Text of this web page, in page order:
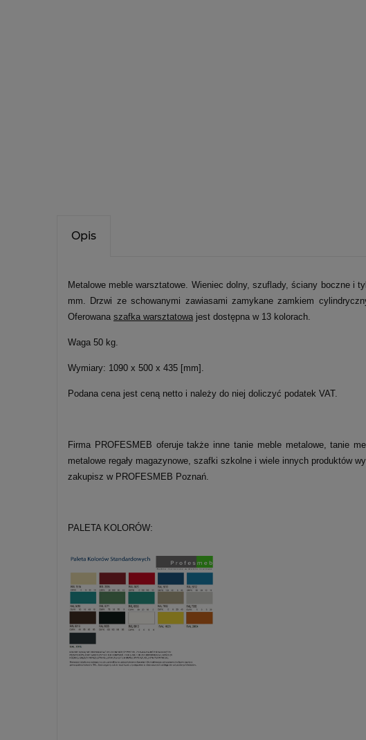
Opis
Metalowe meble warsztatowe. Wieniec dolny, szuflady, ściany boczne i
mm. Drzwi ze schowanymi zawiasami zamykane zamkiem
Oferowana szafka warsztatowa jest dostępna w 13 kolorach.
Waga 50 kg.
Wymiary: 1090 x 500 x 435 [mm].
Podana cena jest ceną netto i należy do niej doliczyć podatek VAT.
Firma PROFESMEB oferuje także inne tanie meble metalowe, tanie
metalowe regały magazynowe, szafki szkolne i wiele innych produktów
zakupisz w PROFESMEB Poznań.
PALETA KOLORÓW: